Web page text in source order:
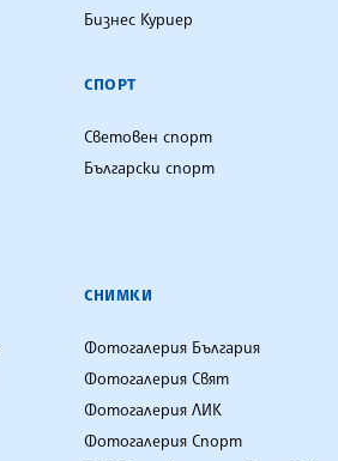
Бизнес Куриер
СПОРТ
Световен спорт
Български спорт
СНИМКИ
Фотогалерия България
Фотогалерия Свят
Фотогалерия ЛИК
Фотогалерия Спорт